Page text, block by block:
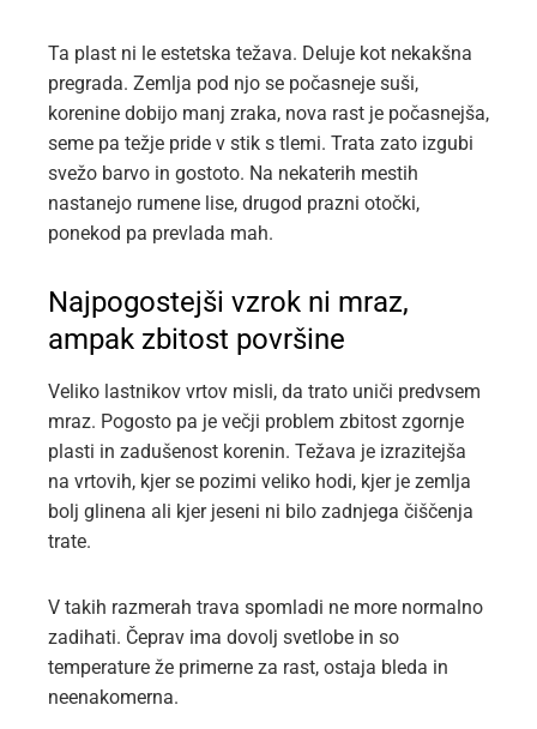
Ta plast ni le estetska težava. Deluje kot nekakšna
pregrada. Zemlja pod njo se počasneje suši,
korenine dobijo manj zraka, nova rast je počasnejša,
seme pa težje pride v stik s tlemi. Trata zato izgubi
svežo barvo in gostoto. Na nekaterih mestih
nastanejo rumene lise, drugod prazni otočki,
ponekod pa prevlada mah.
Najpogostejši vzrok ni mraz,
ampak zbitost površine
Veliko lastnikov vrtov misli, da trato uniči predvsem
mraz. Pogosto pa je večji problem zbitost zgornje
plasti in zadušenost korenin. Težava je izrazitejša
na vrtovih, kjer se pozimi veliko hodi, kjer je zemlja
bolj glinena ali kjer jeseni ni bilo zadnjega čiščenja
trate.
V takih razmerah trava spomladi ne more normalno
zadihati. Čeprav ima dovolj svetlobe in so
temperature že primerne za rast, ostaja bleda in
neenakomerna.